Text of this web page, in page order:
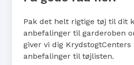
Pak det helt rigtige tøj til dit
anbefalinger til garderoben
giver vi dig KrydstogtCenters
anbefalinger til tøjlisten.